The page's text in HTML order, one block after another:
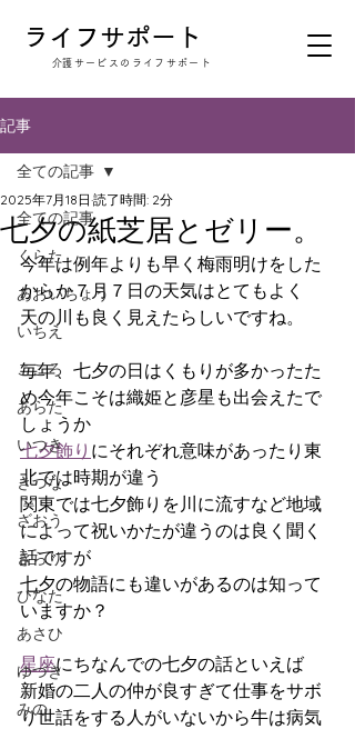
​ライフサポート
​介護サービスのライフサポート
記事
全ての記事
くらた
あおいちょう
いちえ
こころ
あらた
いつき
きづな
ざおう
きらり
ひなた
あさひ
ゆづき
みの
全ての記事
七夕の紙芝居とゼリー。
2025年7月18日 読了時間: 2分
今年は例年よりも早く梅雨明けをした
からか７月７日の天気はとてもよく
天の川も良く見えたらしいですね。
毎年、七夕の日はくもりが多かったた
め今年こそは織姫と彦星も出会えたで
しょうか
七夕飾り にそれぞれ意味があったり東
北では時期が違う
関東では七夕飾りを川に流すなど地域
によって祝いかたが違うのは良く聞く
話ですが
七夕の物語にも違いがあるのは知って
いますか？
星座にちなんでの七夕の話といえば
新婚の二人の仲が良すぎて仕事をサボ
り世話をする人がいないから牛は病気